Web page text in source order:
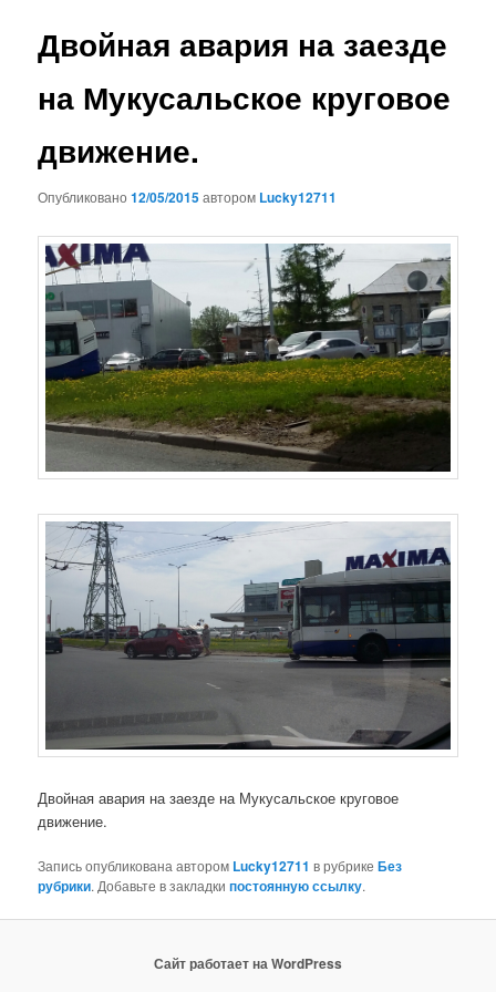
Двойная авария на заезде
на Мукусальское круговое
движение.
Опубликовано12/05/2015автором Lucky12711
Двойная авария на заезде на Мукусальское круговое
движение.
Запись опубликована автором Lucky12711 в рубрикеБез
рубрики. Добавьте в закладкипостоянную ссылку.
Сайт работает на WordPress